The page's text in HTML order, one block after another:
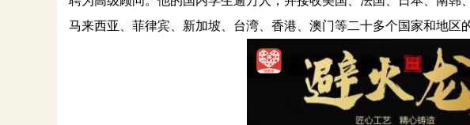
马来西亚、菲律宾、新加坡、台湾、香港、澳门等二十多个国家和地区